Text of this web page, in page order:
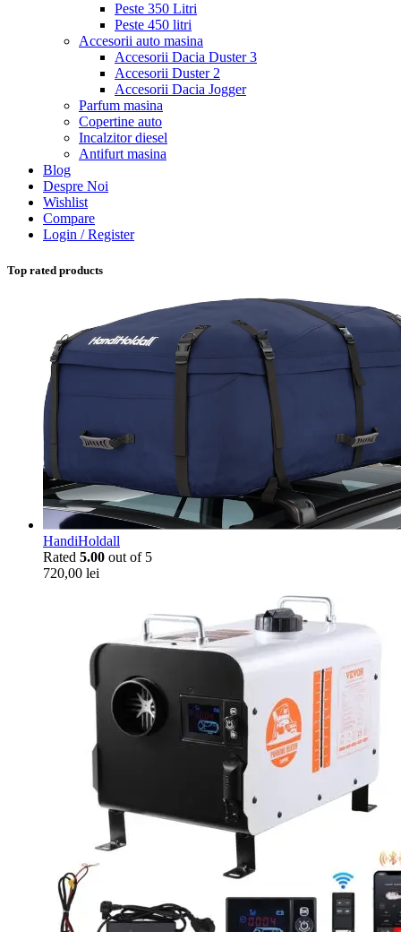
Peste 350 Litri
Peste 450 litri
Accesorii auto masina
Accesorii Dacia Duster 3
Accesorii Duster 2
Accesorii Dacia Jogger
Parfum masina
Copertine auto
Incalzitor diesel
Antifurt masina
Blog
Despre Noi
Wishlist
Compare
Login / Register
Top rated products
HandiHoldall
Rated 5.00 out of 5
720,00 lei